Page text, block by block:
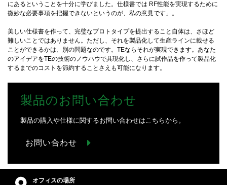
にあるということを十分に学びました。仕様書では RF性能を実現するために
微妙な必要事項を把握できないというのが、私の意見です」。
美しい仕様書を作って、完璧なプロトタイプを提出すること自体は、さほど
難しいことではありません。ただし、それを製品化して生産ラインに載せる
ことができるかは、別の問題なのです。TEならそれが実現できます。あなた
のアイデアをTEの技術のノウハウで具現化し、さらに試作品を作って製品化
するまでのコストを節約することさえも可能になります。
製品のお問い合わせ
製品の購入や仕様に関するお問い合わせはこちらから。
お問い合わせ
オフィスの場所